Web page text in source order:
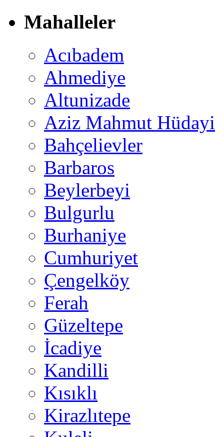
Mahalleler
Acıbadem
Ahmediye
Altunizade
Aziz Mahmut Hüdayi
Bahçelievler
Barbaros
Beylerbeyi
Bulgurlu
Burhaniye
Cumhuriyet
Çengelköy
Ferah
Güzeltepe
İcadiye
Kandilli
Kısıklı
Kirazlıtepe